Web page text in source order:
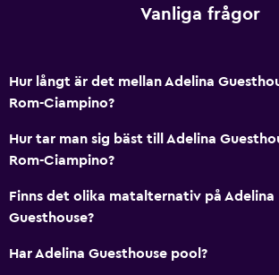
Vanliga frågor
Hur långt är det mellan Adelina
Rom-Ciampino?
Hur tar man sig bäst till Adelina
Rom-Ciampino?
Finns det olika matalternativ på Adelina
Guesthouse?
Har Adelina Guesthouse pool?